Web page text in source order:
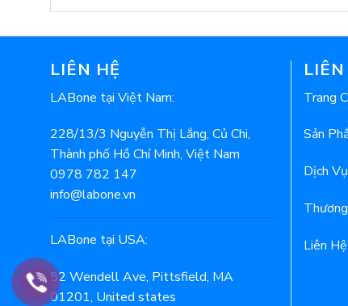
LIÊN HỆ
LABone tại Việt Nam:
228/13/3 Nguyễn Thị Lắng, Củ Chi,
Thành phố Hồ Chí Minh, Việt Nam
0978 782 147
info@labone.vn
LABone tại USA:
82 Wendell Ave, Pittsfield, MA
01201, United states
Trang
Sản
Dịch Vụ
Liên Hệ